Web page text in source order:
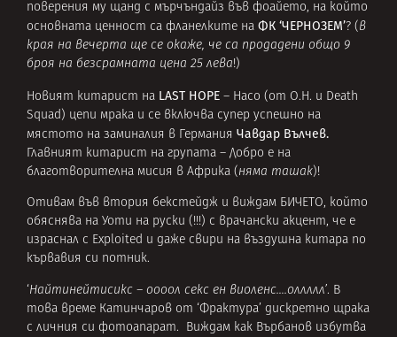
поверения му щанд с мърчъндайз във фоайето, на който
основната ценност са фланелките на ФК ‘ЧЕРНОЗЕМ’? (в
края на вечерта ще се окаже, че са продадени общо 9
броя на безсрамната цена 25 лева!)
Новият китарист на LAST HOPE – Насо (от O.H. и Death
Squad) цепи мрака и се включва супер успешно на
мястото на заминалия в Германия Чавдар Вълчев.
Главният китарист на групата – Добро е на
благотворителна мисия в Африка ( няма ташак)!
Отивам във втория бекстейдж и виждам БИЧЕТО, който
обяснява на Уоти на руски (!!!) с врачански акцент, че е
израснал с Exploited и даже свири на въздушна китара по
кървавия си потник.
‘Найтинейтисикс – оооол секс ен виоленс….оллллл’. В
това време Катинчаров от ‘Фрактура’ дискретно щрака
с личния си фотоапарат. Виждам как Върбанов избутва